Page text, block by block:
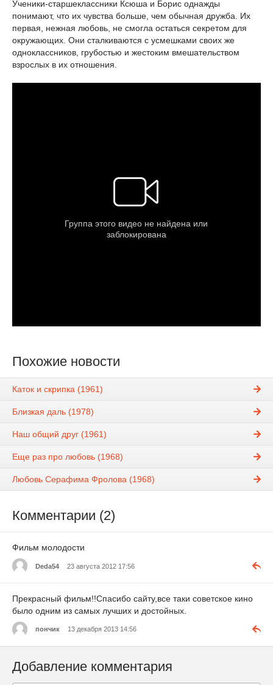
Ученики-старшеклассники Ксюша и Борис однажды
понимают, что их чувства больше, чем обычная дружба. Их
первая, нежная любовь, не смогла остаться секретом для
окружающих. Они сталкиваются с усмешками своих же
одноклассников, грубостью и жестоким вмешательством
взрослых в их отношения.
Похожие новости
Каток и скрипка (1961)
Близкая даль (1978)
Наш общий друг (1961)
Еще раз про любовь (1968)
Любовь Серафима Фролова (1968)
Комментарии (2)
Фильм молодости
Deda54 23 августа 2012 17:56
Прекрасный фильм!!Спасибо сайту,все таки советское кино
было одним из самых лучших и достойных.
пончик 13 декабря 2013 14:56
Добавление комментария